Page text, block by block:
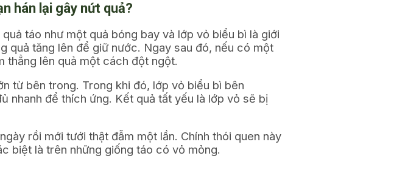
hán lại gây nứt quả?
táo như một quả bóng bay và lớp vỏ biểu bì là giới
quả tăng lên để giữ nước. Ngay sau đó, nếu có một
thẳng lên quả một cách đột ngột.
từ bên trong. Trong khi đó, lớp vỏ biểu bì bên
nhanh để thích ứng. Kết quả tất yếu là lớp vỏ sẽ bị
rồi mới tưới thật đẫm một lần. Chính thói quen này
biệt là trên những giống táo có vỏ mỏng.